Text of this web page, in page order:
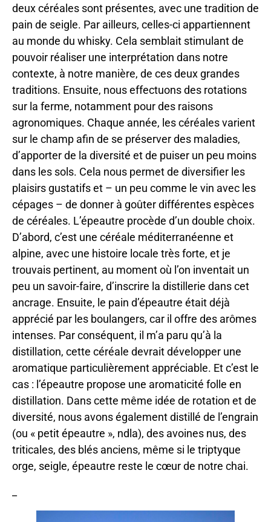
deux céréales sont présentes, avec une tradition de
pain de seigle. Par ailleurs, celles-ci appartiennent
au monde du whisky. Cela semblait stimulant de
pouvoir réaliser une interprétation dans notre
contexte, à notre manière, de ces deux grandes
traditions. Ensuite, nous effectuons des rotations
sur la ferme, notamment pour des raisons
agronomiques. Chaque année, les céréales varient
sur le champ afin de se préserver des maladies,
d’apporter de la diversité et de puiser un peu moins
dans les sols. Cela nous permet de diversifier les
plaisirs gustatifs et – un peu comme le vin avec les
cépages – de donner à goûter différentes espèces
de céréales. L’épeautre procède d’un double choix.
D’abord, c’est une céréale méditerranéenne et
alpine, avec une histoire locale très forte, et je
trouvais pertinent, au moment où l’on inventait un
peu un savoir-faire, d’inscrire la distillerie dans cet
ancrage. Ensuite, le pain d’épeautre était déjà
apprécié par les boulangers, car il offre des arômes
intenses. Par conséquent, il m’a paru qu’à la
distillation, cette céréale devrait développer une
aromatique particulièrement appréciable. Et c’est le
cas : l’épeautre propose une aromaticité folle en
distillation. Dans cette même idée de rotation et de
diversité, nous avons également distillé de l’engrain
(ou « petit épeautre », ndla), des avoines nus, des
triticales, des blés anciens, même si le triptyque
orge, seigle, épeautre reste le cœur de notre chai.